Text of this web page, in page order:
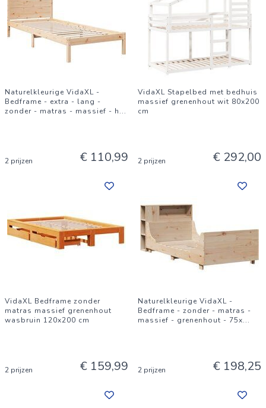
Naturelkleurige VidaXL -
Bedframe - extra - lang -
zonder - matras - massief - h...
2 prijzen € 110,99
VidaXL Stapelbed met bedhuis
massief grenenhout wit 80x200
cm
2 prijzen € 292,00
VidaXL Bedframe zonder
matras massief grenenhout
wasbruin 120x200 cm
2 prijzen € 159,99
Naturelkleurige VidaXL -
Bedframe - zonder - matras -
massief - grenenhout - 75x...
2 prijzen € 198,25